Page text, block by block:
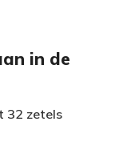
in de
32 zetels